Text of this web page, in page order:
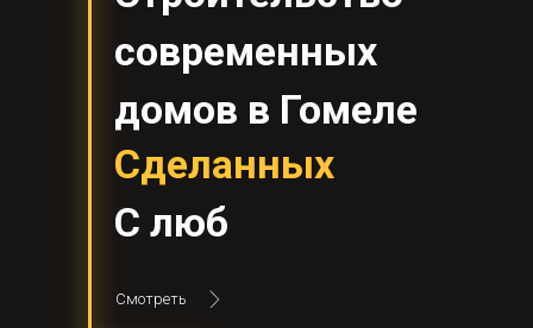
Сделанных
С любовью
Смотреть
современных
домов в Гомеле